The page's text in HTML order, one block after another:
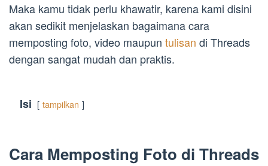
Maka kamu tidak perlu khawatir, karena kami disini
akan sedikit menjelaskan bagaimana cara
memposting foto, video maupun tulisan di Threads
dengan sangat mudah dan praktis.
Isi tampilkan
Cara Memposting Foto di Threads